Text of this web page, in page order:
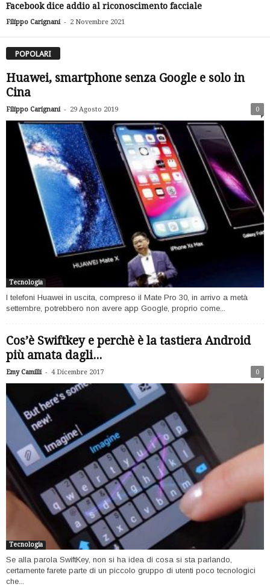
Facebook dice addio al riconoscimento facciale
Filippo Carignani - 2 Novembre 2021
POPOLARI
Huawei, smartphone senza Google e solo in
Cina
Filippo Carignani - 29 Agosto 2019 0
Tecnologia
I telefoni Huawei in uscita, compreso il Mate Pro 30, in arrivo a metà
settembre, potrebbero non avere app Google, proprio come...
Cos’è Swiftkey e perchè è la tastiera Android
più amata dagli...
Emy Camilli - 4 Dicembre 2017 0
Tecnologia
Se alla parola SwiftKey, non si ha idea di cosa si sta parlando,
certamente farete parte di un piccolo gruppo di utenti poco tecnologici
che...